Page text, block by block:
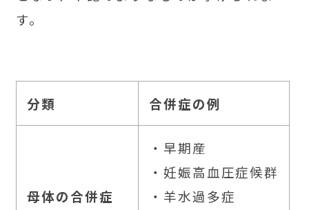
す。
分類 合併症の例
母体の合併症
・早期産
・妊娠高血圧症候群
・羊水過多症